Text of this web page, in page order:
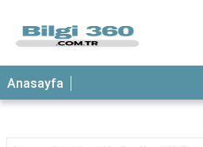
ANASAYFA
Anasayfa